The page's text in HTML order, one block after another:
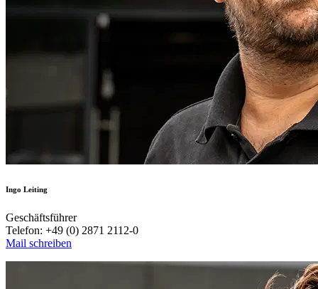
Ingo Leiting
Geschäftsführer
Telefon: +49 (0) 2871 2112-0
Mail schreiben